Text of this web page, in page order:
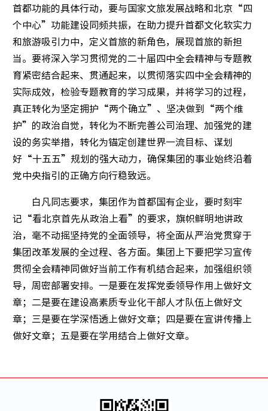
首都功能的具体行动，要与国家文旅发展战略和北京“四
个中心”功能建设同频共振，在助力提升首都文化软实力
和旅游吸引力中，定义首旅的新角色，展现首旅的新担
当。要将深入学习贯彻党的二十届四中全会精神与专题教
育紧密结合起来、贯通起来，以贯彻落实四中全会精神的
实际成效，检验专题教育的学习成果，并将学习的过程，
真正转化为坚定拥护“两个确立”、坚决做到“两个维
护”的政治自觉，转化为不断完善公司治理、加强党的建
设的务实举措，转化为锚定创建世界一流目标、谋划
好“十五五”规划的强大动力，确保集团的事业始终沿着
党中央指引的正确方向行稳致远。
白凡同志要求，集团作为首都国有企业，要时刻牢
记“看北京首先从政治上看”的要求，旗帜鲜明地讲政
治，毫不动摇坚持党的全面领导，将全面从严治党贯穿于
集团改革发展的全过程、各方面。集团上下要把学习宣传
贯彻全会精神同做好当前工作有机结合起来，加强组织领
导，周密部署安排。一是要在发挥党委领导作用上做好文
章；二是要在建设高素质专业化干部人才队伍上做好文
章；三是要在学深悟透上做好文章；四是要在宣讲传播上
做好文章；五是要在学用结合上做好文章。